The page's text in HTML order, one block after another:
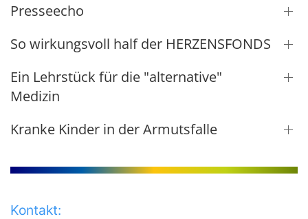
Presseecho
So wirkungsvoll half der HERZENSFONDS
Ein Lehrstück für die "alternative"
Medizin
Kranke Kinder in der Armutsfalle
Kontakt: